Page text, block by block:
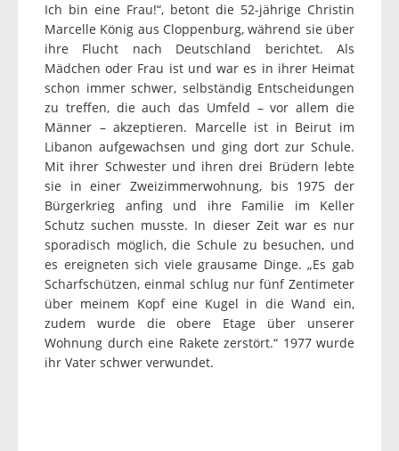
Ich bin eine Frau!“, betont die 52-jährige Christin
Marcelle König aus Cloppenburg, während sie über
ihre Flucht nach Deutschland berichtet. Als
Mädchen oder Frau ist und war es in ihrer Heimat
schon immer schwer, selbständig Entscheidungen
zu treffen, die auch das Umfeld – vor allem die
Männer – akzeptieren. Marcelle ist in Beirut im
Libanon aufgewachsen und ging dort zur Schule.
Mit ihrer Schwester und ihren drei Brüdern lebte
sie in einer Zweizimmerwohnung, bis 1975 der
Bürgerkrieg anfing und ihre Familie im Keller
Schutz suchen musste. In dieser Zeit war es nur
sporadisch möglich, die Schule zu besuchen, und
es ereigneten sich viele grausame Dinge. „Es gab
Scharfschützen, einmal schlug nur fünf Zentimeter
über meinem Kopf eine Kugel in die Wand ein,
zudem wurde die obere Etage über unserer
Wohnung durch eine Rakete zerstört.“ 1977 wurde
ihr Vater schwer verwundet.